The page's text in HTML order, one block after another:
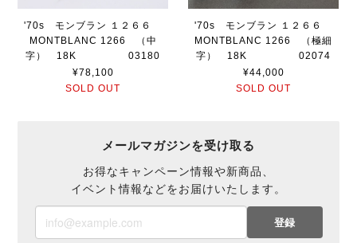
'70s モンブラン １２６６
MONTBLANC 1266 （中
字） 18K 03180
¥78,100
SOLD OUT
'70s モンブラン １２６６
MONTBLANC 1266 （極細
字） 18K 02074
¥44,000
SOLD OUT
メールマガジンを受け取る
お得なキャンペーン情報や新商品、
イベント情報などをお届けいたします。
登録